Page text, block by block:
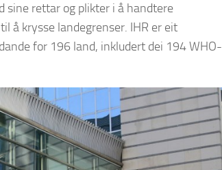
sine rettar og plikter i å handtere
å krysse landegrenser. IHR er eit
for 196 land, inkludert dei 194 WHO-